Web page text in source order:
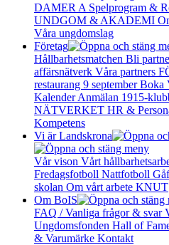
DAMER A Spelprogram &
UNDGOM & AKADEMI
Våra ungdomslag
Företag
Hållbarhetsmatchen Bli
affärsnätverk Våra partners
restaurang 9 septemberBoka
KalenderAnmälan 1915-
NÄTVERKET HR &
Kompetens
Vi är Landskrona
Vår vison Vårt
Fredagsfotboll Nattfotboll
skolan Om vårt arbete KNUT
Om BoIS
FAQ / Vanliga frågor & svar
Ungdomsfonden Hall of
& Varumärke Kontakt